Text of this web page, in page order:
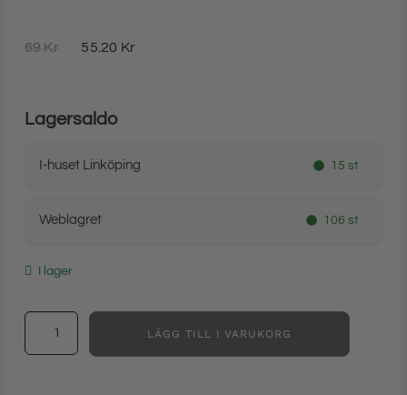
69 Kr 55.20 Kr
Lagersaldo
I-huset Linköping 15 st
Weblagret 106 st
I lager
LÄGG TILL I VARUKORG